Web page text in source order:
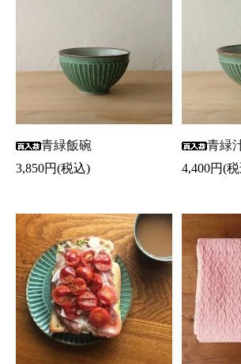
青緑飯碗
3,850円(税込)
青緑
4,400円(